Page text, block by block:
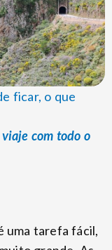
com todo o
uma tarefa fácil,